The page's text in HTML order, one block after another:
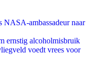
ambassadeur naar
ernstig alcoholmisbruik
voedt vrees voor